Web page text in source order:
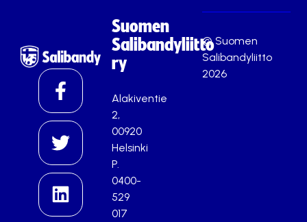
Suomen
Salibandyliitto
ry
Alakiventie
2,
00920
Helsinki
P.
0400-
529
017
© Suomen
Salibandyliitto
2026